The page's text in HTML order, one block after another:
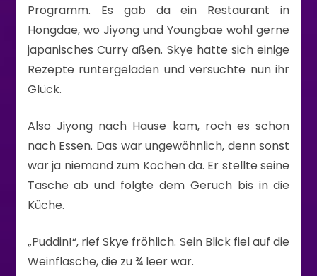
Programm. Es gab da ein Restaurant in
Hongdae, wo Jiyong und Youngbae wohl gerne
japanisches Curry aßen. Skye hatte sich einige
Rezepte runtergeladen und versuchte nun ihr
Glück.
Also Jiyong nach Hause kam, roch es schon
nach Essen. Das war ungewöhnlich, denn sonst
war ja niemand zum Kochen da. Er stellte seine
Tasche ab und folgte dem Geruch bis in die
Küche.
„Puddin!“, rief Skye fröhlich. Sein Blick fiel auf die
Weinflasche, die zu ¾ leer war.